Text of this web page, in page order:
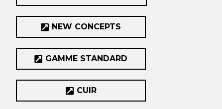
NEW CONCEPTS
GAMME STANDARD
CUIR